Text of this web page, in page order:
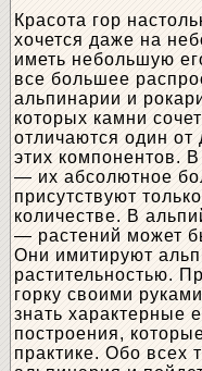
Красота гор
хочется даже на
иметь небольшую
все большее
альпинарии и
которых камни
отличаются один от
этих компонентов.
— их абсолютное
присутствуют
количестве. В
— растений может
Они имитируют
растительностью.
горку своими
знать характерные
построения,
практике. Обо всех